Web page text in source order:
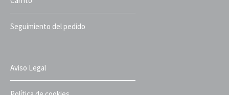
Seguimiento del pedido
Aviso Legal